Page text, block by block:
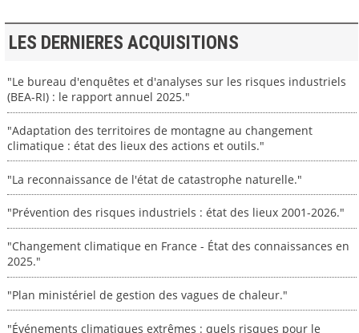
LES DERNIERES ACQUISITIONS
"Le bureau d'enquêtes et d'analyses sur les risques industriels
(BEA-RI) : le rapport annuel 2025."
"Adaptation des territoires de montagne au changement
climatique : état des lieux des actions et outils."
"La reconnaissance de l'état de catastrophe naturelle."
"Prévention des risques industriels : état des lieux 2001-2026."
"Changement climatique en France - État des connaissances en
2025."
"Plan ministériel de gestion des vagues de chaleur."
"Événements climatiques extrêmes : quels risques pour le